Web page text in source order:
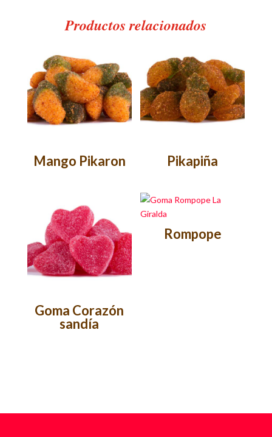
Productos relacionados
Mango Pikaron Pikapiña
Goma Corazón
sandía
Rompope